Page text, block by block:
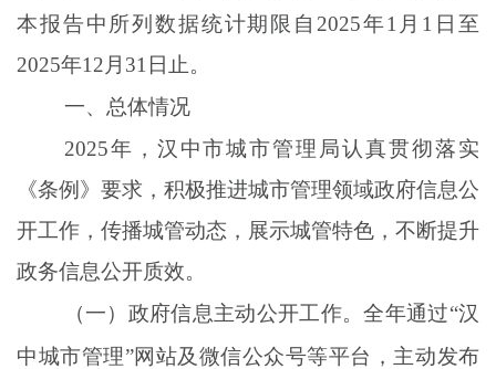
本报告中 所列数据统计期限自 2025年1 月 1 日至
2025年12 月 31 日止。
一、总体情况
2025年， 汉中市城市管理局认真贯彻落实
《条例》 要求， 积极推进城市管理领域政府信息公
开工作，传播城管动态，展示城管特色，不断提升
政务信息公开质效。
（一）政府信息主动公开工作。全年通过“汉
中城市管理”网站及微信公众号等平台 ，主动发布